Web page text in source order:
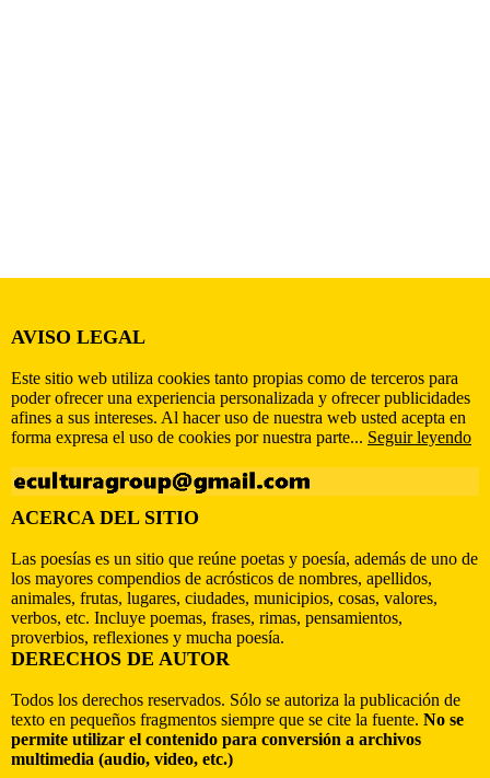
AVISO LEGAL
Este sitio web utiliza cookies tanto propias como de terceros para
poder ofrecer una experiencia personalizada y ofrecer publicidades
afines a sus intereses. Al hacer uso de nuestra web usted acepta en
forma expresa el uso de cookies por nuestra parte... Seguir leyendo
ACERCA DEL SITIO
Las poesías es un sitio que reúne poetas y poesía, además de uno de
los mayores compendios de acrósticos de nombres, apellidos,
animales, frutas, lugares, ciudades, municipios, cosas, valores,
verbos, etc. Incluye poemas, frases, rimas, pensamientos,
proverbios, reflexiones y mucha poesía.
DERECHOS DE AUTOR
Todos los derechos reservados. Sólo se autoriza la publicación de
texto en pequeños fragmentos siempre que se cite la fuente. No se
permite utilizar el contenido para conversión a archivos
multimedia (audio, video, etc.)